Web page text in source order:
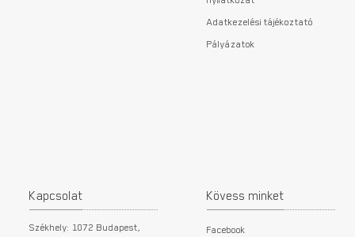
Adatkezelési tájékoztató
Pályázatok
Kapcsolat
Székhely: 1072 Budapest,
Kövess minket
Facebook